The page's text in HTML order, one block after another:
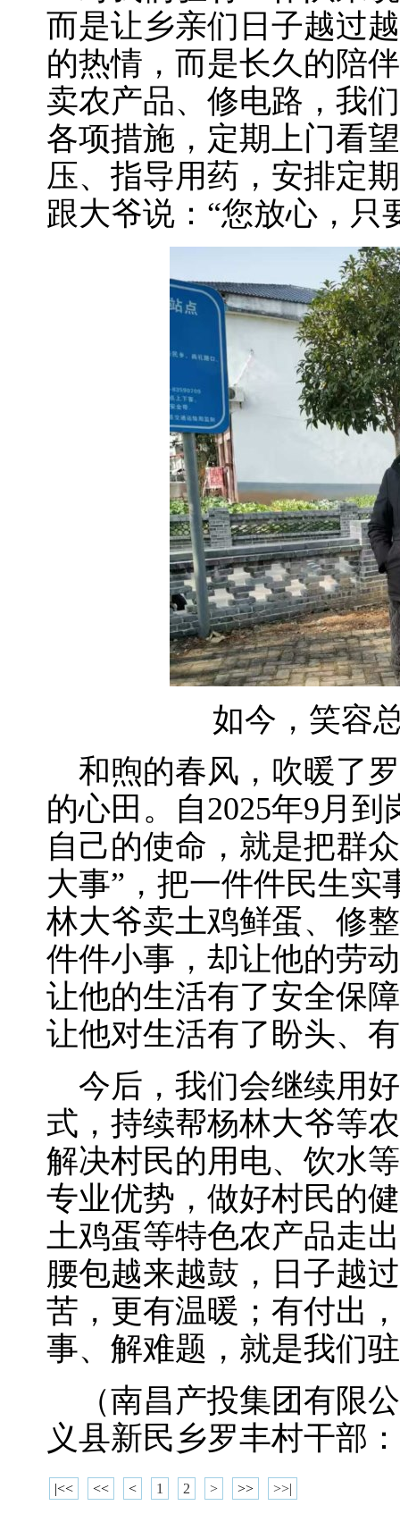
而是让乡亲们日子越过
的热情，而是长久的陪
卖农产品、修电路，我
各项措施，定期上门看
压、指导用药，安排定
跟大爷说：“您放心，只
如今，笑容
和煦的春风，吹暖了
的心田。自2025年9月
自己的使命，就是把群
大事”，把一件件民生实
林大爷卖土鸡鲜蛋、修
件件小事，却让他的劳
让他的生活有了安全保
让他对生活有了盼头、
今后，我们会继续用
式，持续帮杨林大爷等
解决村民的用电、饮水
专业优势，做好村民的
土鸡蛋等特色农产品走
腰包越来越鼓，日子越
苦，更有温暖；有付出
事、解难题，就是我们
（南昌产投集团有限
义县新民乡罗丰村干部
|<< << < 1 2 > >> >>|